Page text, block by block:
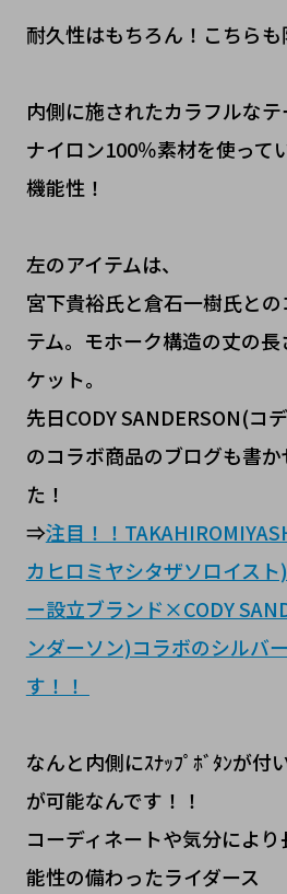
耐久性はもちろん！こちらも
内側に施されたカラフルなテ
ナイロン100％素材を使って
機能性！
左のアイテムは、
宮下貴裕氏と倉石一樹氏と
テム。モホーク構造の丈の
ケット。
先日CODY SANDERSON(コ
のコラボ商品のブログも書
た！
⇒注目！！
カヒロミヤシタザソロイス
ー設立ブランド×CODY
ンダーソン)コラボのシルバ
す！！
なんと内側にｽﾅｯﾌﾟﾎﾞﾀﾝが付
が可能なんです！！
コーディネートや気分によ
能性の備わったライダース